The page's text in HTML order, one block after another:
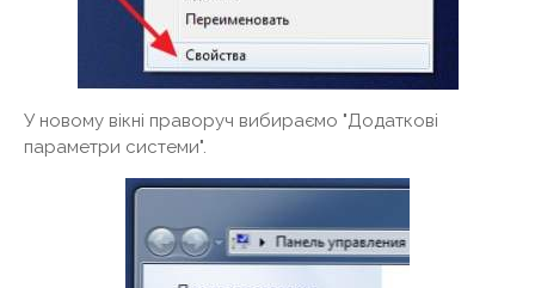
У новому вікні праворуч вибираємо "Додаткові
параметри системи".